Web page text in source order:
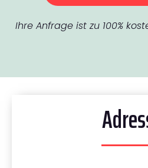
Ihre Anfrage ist zu 100%